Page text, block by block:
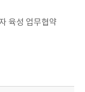
육성 업무협약